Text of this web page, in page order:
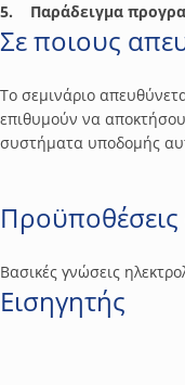
5. Παράδειγμα
Σε ποιους
Το σεμινάριο
επιθυμούν να
συστήματα υποδομής
Βασικές γνώσεις
Εισηγητής